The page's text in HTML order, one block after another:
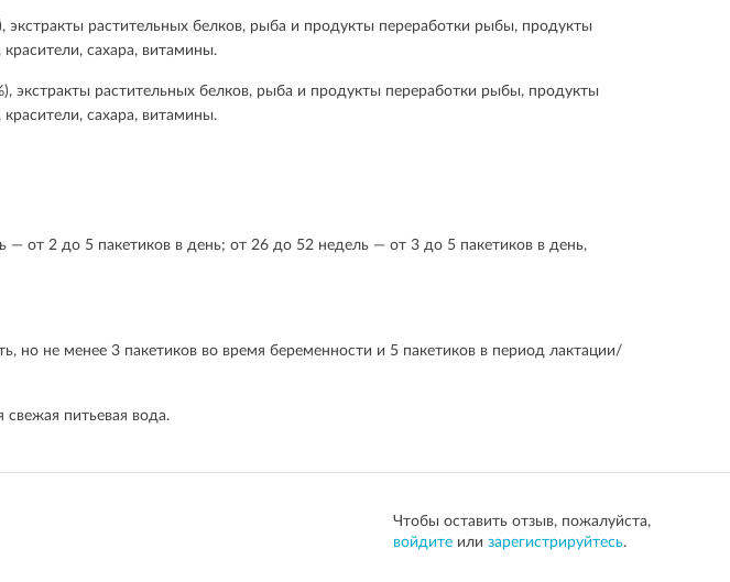
растительных белков, рыба и продукты переработки рыбы, продукты
сахара, витамины.
экстракты растительных белков, рыба и продукты переработки рыбы, продукты
сахара, витамины.
от 2 до 5 пакетиков в день; от 26 до 52 недель — от 3 до 5 пакетиков в день,
не менее 3 пакетиков во время беременности и 5 пакетиков в период лактации/
питьевая вода.
Чтобы оставить отзыв, пожалуйста,
войдите или зарегистрируйтесь.